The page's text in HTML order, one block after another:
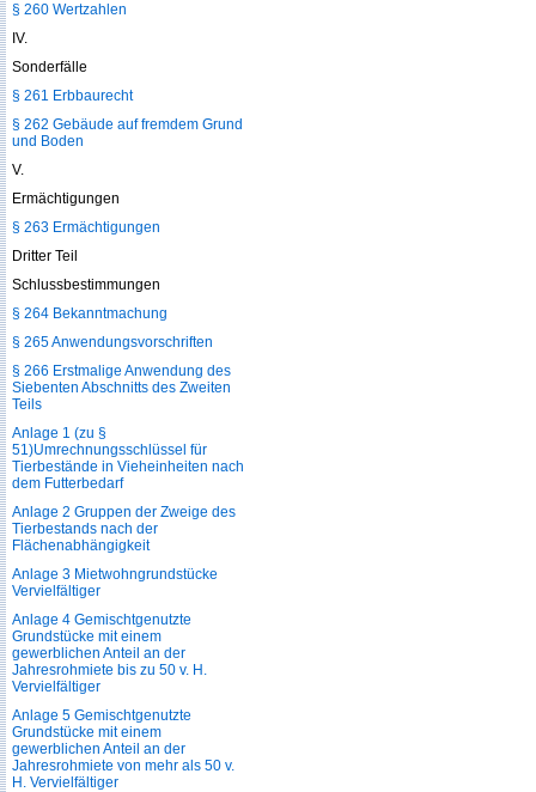
§ 260 Wertzahlen
IV.
Sonderfälle
§ 261 Erbbaurecht
§ 262 Gebäude auf fremdem Grund
und Boden
V.
Ermächtigungen
§ 263 Ermächtigungen
Dritter Teil
Schlussbestimmungen
§ 264 Bekanntmachung
§ 265 Anwendungsvorschriften
§ 266 Erstmalige Anwendung des
Siebenten Abschnitts des Zweiten
Teils
Anlage 1 (zu §
51)Umrechnungsschlüssel für
Tierbestände in Vieheinheiten nach
dem Futterbedarf
Anlage 2 Gruppen der Zweige des
Tierbestands nach der
Flächenabhängigkeit
Anlage 3 Mietwohngrundstücke
Vervielfältiger
Anlage 4 Gemischtgenutzte
Grundstücke mit einem
gewerblichen Anteil an der
Jahresrohmiete bis zu 50 v. H.
Vervielfältiger
Anlage 5 Gemischtgenutzte
Grundstücke mit einem
gewerblichen Anteil an der
Jahresrohmiete von mehr als 50 v.
H. Vervielfältiger